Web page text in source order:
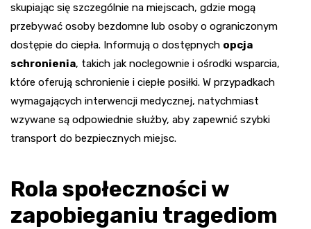
skupiając się szczególnie na miejscach, gdzie mogą
przebywać osoby bezdomne lub osoby o ograniczonym
dostępie do ciepła. Informują o dostępnych opcja
schronienia, takich jak noclegownie i ośrodki wsparcia,
które oferują schronienie i ciepłe posiłki. W przypadkach
wymagających interwencji medycznej, natychmiast
wzywane są odpowiednie służby, aby zapewnić szybki
transport do bezpiecznych miejsc.
Rola społeczności w
zapobieganiu tragediom